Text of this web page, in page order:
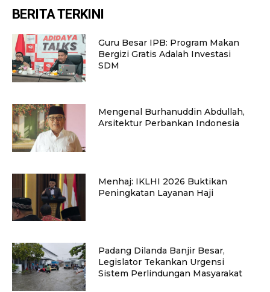
BERITA TERKINI
Guru Besar IPB: Program Makan
Bergizi Gratis Adalah Investasi
SDM
Mengenal Burhanuddin Abdullah,
Arsitektur Perbankan Indonesia
Menhaj: IKLHI 2026 Buktikan
Peningkatan Layanan Haji
Padang Dilanda Banjir Besar,
Legislator Tekankan Urgensi
Sistem Perlindungan Masyarakat